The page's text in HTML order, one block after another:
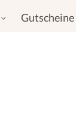
Gutscheine